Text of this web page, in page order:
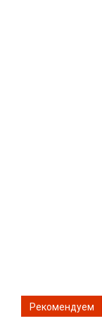
Рекомендуем